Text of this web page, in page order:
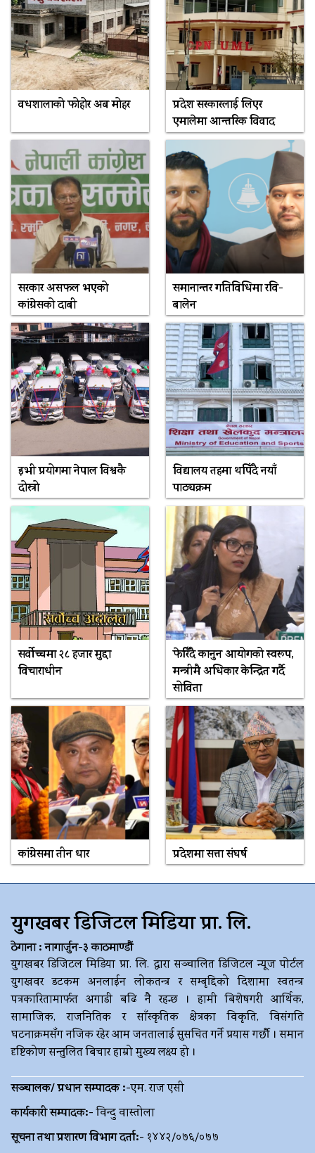
वधशालाको फोहोर अब मोहर
प्रदेश सरकारलाई लिएर
एमालेमा आन्तरिक विवाद
सरकार असफल भएको
कांग्रेसको दाबी
समानान्तर गतिविधिमा रवि-
बालेन
इभी प्रयोगमा नेपाल विश्वकै
दोस्रो
विद्यालय तहमा थपिँदै नयाँ
पाठ्यक्रम
सर्वोच्चमा २८ हजार मुद्दा
विचाराधीन
फेरिँदै कानुन आयोगको स्वरूप,
मन्त्रीमै अधिकार केन्द्रित गर्दै
सोविता
कांग्रेसमा तीन धार प्रदेशमा सत्ता संघर्ष
युगखबर डिजिटल मिडिया प्रा. लि.
ठेगाना : नागार्जुन-३ काठमाण्डौं
युगखबर डिजिटल मिडिया प्रा. लि. द्धारा सञ्चालित डिजिटल न्यूज पोर्टल
युगखवर डटकम अनलाईन लोकतन्त्र र सम्बृद्दिको दिशामा स्वतन्त्र
पत्रकारितामार्फत अगाडी बढि नै रहन्छ । हामी बिशेषगरी आर्थिक,
सामाजिक, राजनितिक र साँस्कृतिक क्षेत्रका विकृति, विसंगति
घटनाक्रमसँग नजिक रहेर आम जनतालाई सुसचित गर्ने प्रयास गर्छौ । समान
दृष्टिकोण सन्तुलित बिचार हाम्रो मुख्य लक्ष्य हो ।
सञ्चालक/ प्रधान सम्पादक :-एम. राज एसी
कार्यकारी सम्पादक:-विन्दु वास्तोला
सूचना तथा प्रशारण विभाग दर्ता:- १४४२/०७६/०७७